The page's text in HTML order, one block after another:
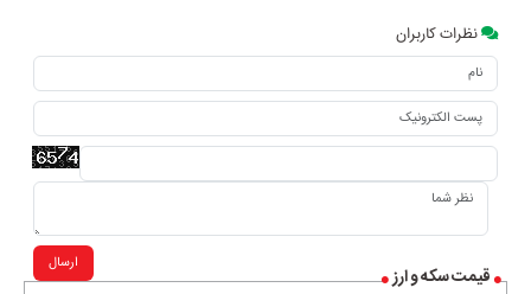
قیمت سکه و ارز
نظرات کاربران
ارسال